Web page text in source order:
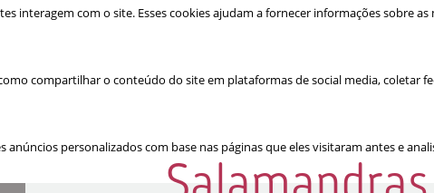
interagem com o site. Esses cookies ajudam a fornecer informações sobre
compartilhar o conteúdo do site em plataformas de social media, coletar
personalizados com base nas páginas que eles visitaram antes e